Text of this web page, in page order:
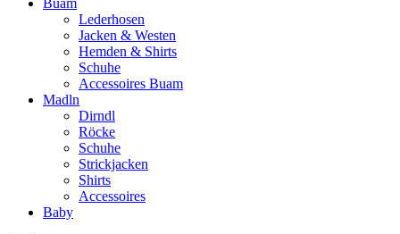
Buam
Lederhosen
Jacken & Westen
Hemden & Shirts
Schuhe
Accessoires Buam
Madln
Dirndl
Röcke
Schuhe
Strickjacken
Shirts
Accessoires
Baby